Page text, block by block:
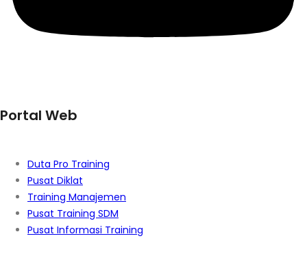
Portal Web
Duta Pro Training
Pusat Diklat
Training Manajemen
Pusat Training SDM
Pusat Informasi Training